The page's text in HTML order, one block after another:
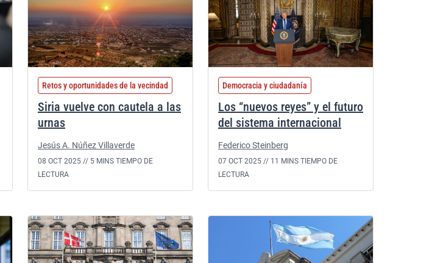
Retos y oportunidades de la vecindad
Siria vuelve con cautela a las
urnas
Jesús A. Núñez Villaverde
08 OCT 2025 // 5 MINS TIEMPO DE
LECTURA
Democracia y ciudadanía
Los “nuevos reyes” y el futuro
del sistema internacional
Federico Steinberg
07 OCT 2025 // 11 MINS TIEMPO DE
LECTURA